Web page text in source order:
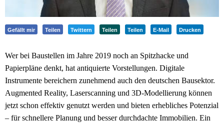
Gefällt mir Teilen Twittern Teilen Teilen E-Mail Drucken
Wer bei Baustellen im Jahre 2019 noch an Spitzhacke und
Papierpläne denkt, hat antiquierte Vorstellungen. Digitale
Instrumente bereichern zunehmend auch den deutschen Bausektor.
Augmented Reality, Laserscanning und 3D-Modellierung können
jetzt schon effektiv genutzt werden und bieten erhebliches Potenzial
– für schnellere Planung und besser durchdachte Immobilien. Ein